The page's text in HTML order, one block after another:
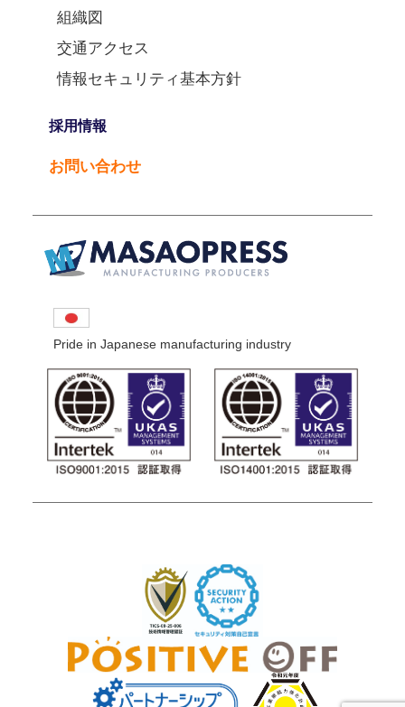
Pride in Japanese manufacturing industry
組織図
交通アクセス
情報セキュリティ基本方針
採用情報
お問い合わせ